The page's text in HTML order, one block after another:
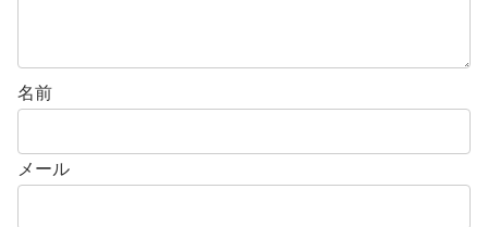
名前
メール